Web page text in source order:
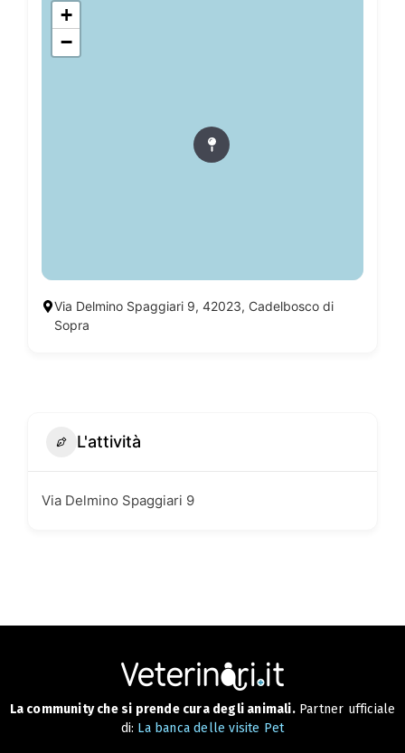
+
−
Via Delmino Spaggiari 9, 42023, Cadelbosco di
Sopra
L'attività
Via Delmino Spaggiari 9
La community che si prende cura degli animali.Partner ufficiale
di: La banca delle visite Pet